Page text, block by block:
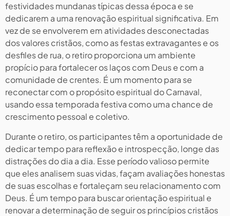
festividades mundanas típicas dessa época e se
dedicarem a uma renovação espiritual significativa. Em
vez de se envolverem em atividades desconectadas
dos valores cristãos, como as festas extravagantes e os
desfiles de rua, o retiro proporciona um ambiente
propício para fortalecer os laços com Deus e com a
comunidade de crentes. É um momento para se
reconectar com o propósito espiritual do Carnaval,
usando essa temporada festiva como uma chance de
crescimento pessoal e coletivo.
Durante o retiro, os participantes têm a oportunidade de
dedicar tempo para reflexão e introspecção, longe das
distrações do dia a dia. Esse período valioso permite
que eles analisem suas vidas, façam avaliações honestas
de suas escolhas e fortaleçam seu relacionamento com
Deus. É um tempo para buscar orientação espiritual e
renovar a determinação de seguir os princípios cristãos